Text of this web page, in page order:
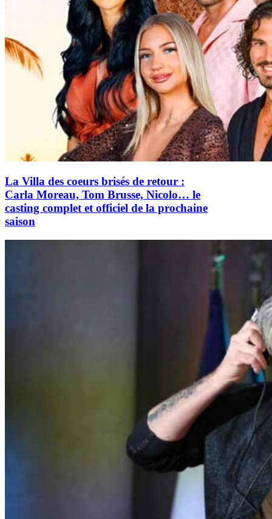
La Villa des coeurs brisés de retour :
Carla Moreau, Tom Brusse, Nicolo… le
casting complet et officiel de la prochaine
saison